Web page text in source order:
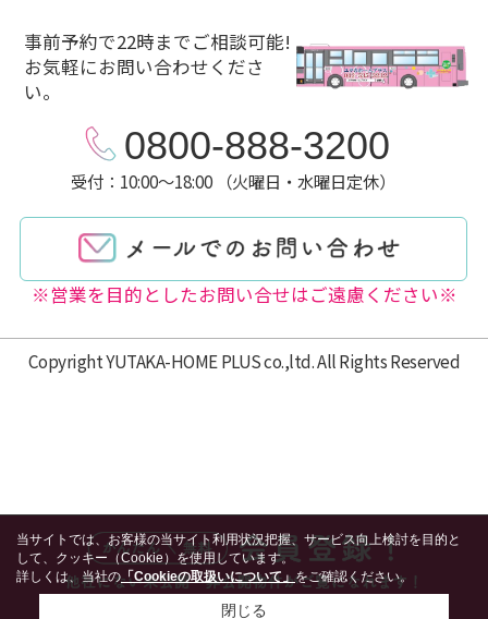
事前予約で22時までご相談可能!
お気軽にお問い合わせくださ
い。
0800-888-3200
受付：10:00～18:00 （火曜日・水曜日定休）
※営業を目的としたお問い合せはご遠慮ください※
Copyright YUTAKA-HOME PLUS co.,ltd. All Rights Reserved
当サイトでは、お客様の当サイト利用状況把握、サービス向上検討を目的と
して、クッキー（Cookie）を使用しています。
詳しくは、当社の「Cookieの取扱いについて」をご確認ください。
閉じる